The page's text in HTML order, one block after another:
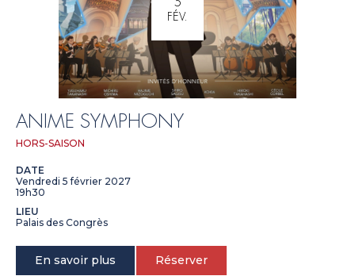
5
FÉV.
ANIME SYMPHONY
HORS-SAISON
DATE
Vendredi 5 février 2027
19h30
LIEU
Palais des Congrès
En savoir plus Réserver